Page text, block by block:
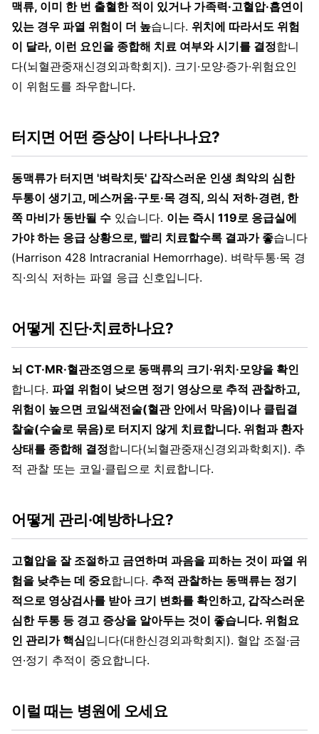
맥류, 이미 한 번 출혈한 적이 있거나 가족력·고혈압·흡연이
있는 경우 파열 위험이 더 높습니다. 위치에 따라서도 위험
이 달라, 이런 요인을 종합해 치료 여부와 시기를 결정합니
다(뇌혈관중재신경외과학회지). 크기·모양·증가·위험요인
이 위험도를 좌우합니다.
터지면 어떤 증상이 나타나나요?
동맥류가 터지면 '벼락치듯' 갑작스러운 인생 최악의 심한
두통이 생기고, 메스꺼움·구토·목 경직, 의식 저하·경련, 한
쪽 마비가 동반될 수 있습니다. 이는 즉시 119로 응급실에
가야 하는 응급 상황으로, 빨리 치료할수록 결과가 좋습니다
(Harrison 428 Intracranial Hemorrhage). 벼락두통·목 경
직·의식 저하는 파열 응급 신호입니다.
어떻게 진단·치료하나요?
뇌 CT·MR·혈관조영으로 동맥류의 크기·위치·모양을 확인
합니다. 파열 위험이 낮으면 정기 영상으로 추적 관찰하고,
위험이 높으면 코일색전술(혈관 안에서 막음)이나 클립결
찰술(수술로 묶음)로 터지지 않게 치료합니다. 위험과 환자
상태를 종합해 결정합니다(뇌혈관중재신경외과학회지). 추
적 관찰 또는 코일·클립으로 치료합니다.
어떻게 관리·예방하나요?
고혈압을 잘 조절하고 금연하며 과음을 피하는 것이 파열 위
험을 낮추는 데 중요합니다. 추적 관찰하는 동맥류는 정기
적으로 영상검사를 받아 크기 변화를 확인하고, 갑작스러운
심한 두통 등 경고 증상을 알아두는 것이 좋습니다. 위험요
인 관리가 핵심입니다(대한신경외과학회지). 혈압 조절·금
연·정기 추적이 중요합니다.
이럴 때는 병원에 오세요